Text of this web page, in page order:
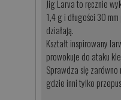
Jig Larva to ręcznie
1,4 g i długości 30
działają.
Kształt inspirowany
prowokuje do ataku
Sprawdza się
gdzie inni tylko